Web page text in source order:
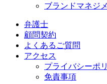
ブランドマネジ
弁護士
顧問契約
よくあるご質問
アクセス
プライバシーポ
免責事項